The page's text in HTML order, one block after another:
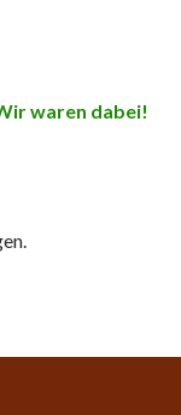
waren dabei!